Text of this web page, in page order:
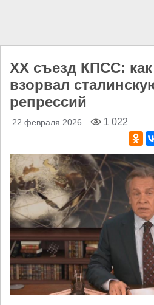
XX съезд КПСС:
взорвал
репрессий
22 февраля 2026 1 022